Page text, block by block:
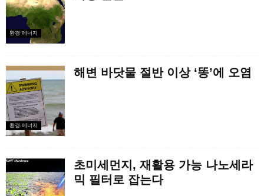
환경·에너지
환경·에너지
해변 바닷물 절반 이상 ‘똥’에 오염
초미세먼지, 재활용 가능 나노세라
믹 필터로 잡는다